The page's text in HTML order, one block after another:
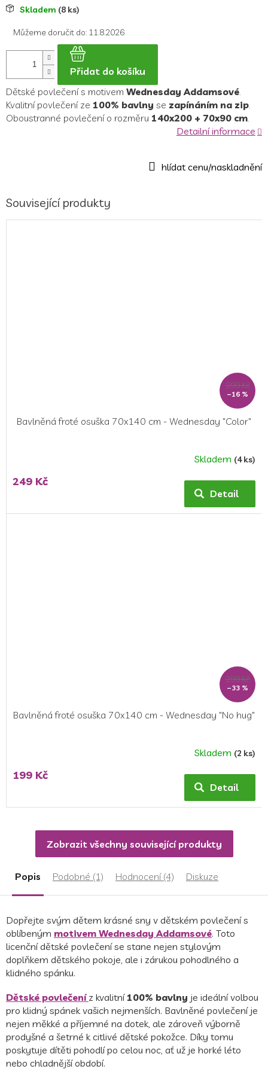
MěrnáSkladem (8 ks)
Můžeme doručit do: 11.8.2026
Přidat do košíku
Dětské povlečení s motivem Wednesday Addamsové
Kvalitní povlečení ze 100% bavlny se zapínáním na zip
Oboustranné povlečení o rozměru 140x200 + 70x90 cm
Detailní informace
Související produkty
299 Kč
–16 %
Bavlněná froté osuška 70x140 cm - Wednesday "Color"
hodnocení
produktu
5,0
Skladem (4 ks)
249 Kč
Detail
299 Kč
–33 %
Bavlněná froté osuška 70x140 cm - Wednesday "No hug"
Skladem (2 ks)
199 Kč
Detail
Zobrazit všechny související produkty
Popis Podobné (1) Hodnocení (4) Diskuze
Dopřejte svým dětem krásné sny v dětském povlečení s
oblíbeným motivem Wednesday Addamsové. Toto
licenční dětské povlečení se stane nejen stylovým
doplňkem dětského pokoje, ale i zárukou pohodlného a
klidného spánku.
Dětské povlečeníz kvalitní100% bavlny je ideální volbou
pro klidný spánek vašich nejmenších. Bavlněné povlečení je
nejen měkké a příjemné na dotek, ale zároveň výborně
prodyšné a šetrné k citlivé dětské pokožce. Díky tomu
poskytuje dítěti pohodlí po celou noc, ať už je horké léto
nebo chladnější období.